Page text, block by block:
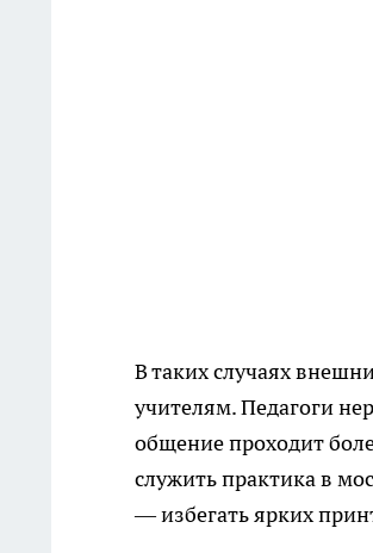
В таких случаях
учителям. Педагоги
общение проходит
служить практика в
— избегать ярких